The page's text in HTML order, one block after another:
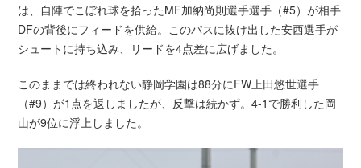
は、自陣でこぼれ球を拾ったMF加納尚則選手選手（#5）が相手
DFの背後にフィードを供給。このパスに抜け出した安西選手が
シュートに持ち込み、リードを4点差に広げました。
このままでは終われない静岡学園は88分にFW上田悠世選手
（#9）が1点を返しましたが、反撃は続かず。4-1で勝利した岡
山が9位に浮上しました。